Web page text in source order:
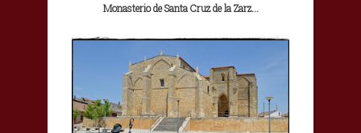
Monasterio de Santa Cruz de la Zarz...